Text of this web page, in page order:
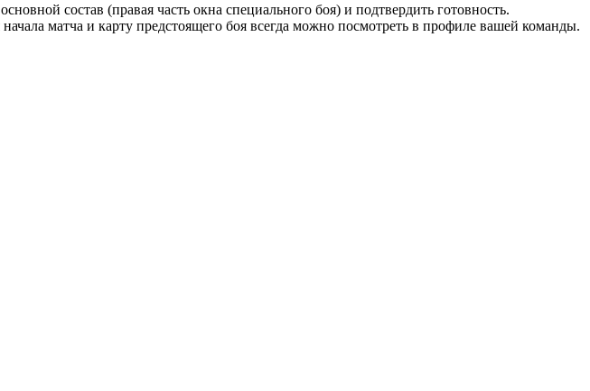
состав (правая часть окна специального боя) и подтвердить готовность.
матча и карту предстоящего боя всегда можно посмотреть в профиле вашей команды.